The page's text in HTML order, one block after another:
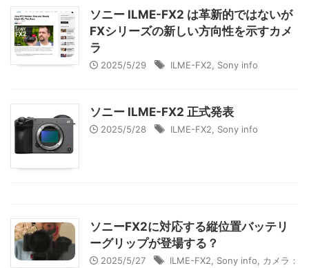
ソニー ILME-FX2 は革新的ではないが
FXシリーズの新しい方向性を示すカメ
ラ
2025/5/29 ILME-FX2 Sony info
ソニー ILME-FX2 正式発表
2025/5/28 ILME-FX2 Sony info
ソニーFX2に対応する縦位置バッテリ
ーグリップが登場する？
2025/5/27 ILME-FX2, Sony info, カメラ：